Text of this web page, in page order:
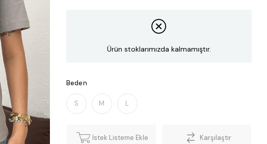
Ürün stoklarımızda kalmamıştır.
Beden
S M L
İstek Listeme Ekle Karşılaştır